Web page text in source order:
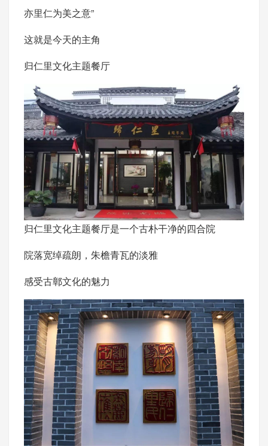
亦里仁为美之意”
这就是今天的主角
归仁里文化主题餐厅
归仁里文化主题餐厅是一个古朴干净的四合院
院落宽绰疏朗，朱檐青瓦的淡雅
感受古鄣文化的魅力